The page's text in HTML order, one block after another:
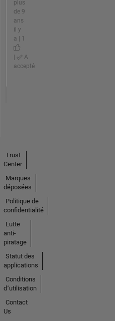
plus
de 9
ans
il y
a | 1
A
accepté
Trust
Center
Marques
déposées
Politique de
confidentialité
Lutte
anti-
piratage
Statut des
applications
Conditions
d՚utilisation
Contact
Us